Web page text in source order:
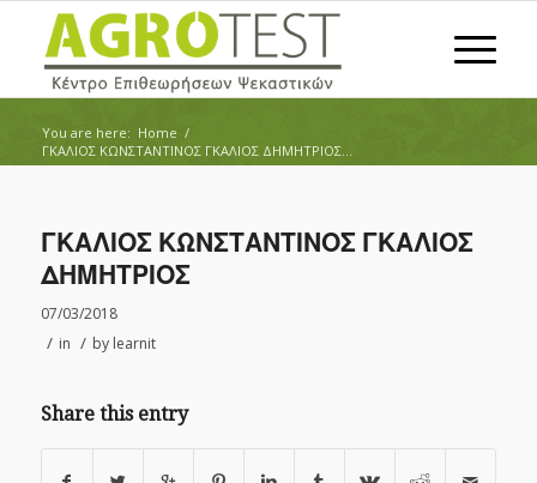
You are here: Home /
ΓΚΑΛΙΟΣ ΚΩΝΣΤΑΝΤΙΝΟΣ ΓΚΑΛΙΟΣ ΔΗΜΗΤΡΙΟΣ...
ΓΚΑΛΙΟΣ ΚΩΝΣΤΑΝΤΙΝΟΣ ΓΚΑΛΙΟΣ
ΔΗΜΗΤΡΙΟΣ
07/03/2018
/ in / by learnit
Share this entry